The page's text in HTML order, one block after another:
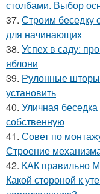
столбами. Выбор
37. Строим беседку
для начинающих
38. Успех в саду:
яблони
39. Рулонные шторы
установить
40. Уличная
собственную
41. Совет по
Строение
42. КАК
Какой стороной к